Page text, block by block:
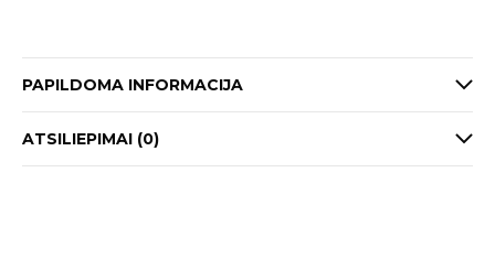
PAPILDOMA INFORMACIJA
ATSILIEPIMAI (0)